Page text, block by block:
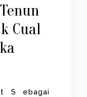
Cual
S ebagai